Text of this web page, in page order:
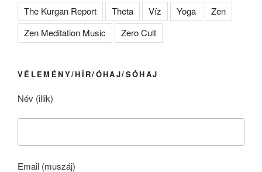
The Kurgan Report Theta Víz Yoga
Zen
Zen Meditation Music
Zero Cult
VÉLEMÉNY/HÍR/ÓHAJ/SÓHAJ
Név (illik)
Email (muszáj)